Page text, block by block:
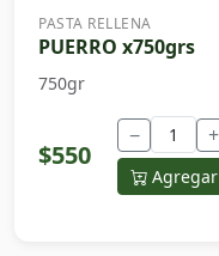
PASTA RELLENA
PUERRO x750grs
750gr
$550
− +
Agregar